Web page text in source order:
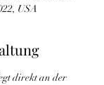
USA
direkt an der